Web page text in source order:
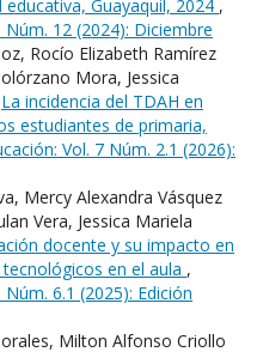
Guayaquil, 2024 ,
Núm. 12 (2024): Diciembre
Rocío Elizabeth Ramírez
Mora, Jessica
La incidencia del TDAH en
estudiantes de primaria,
Vol. 7 Núm. 2.1 (2026):
Mercy Alexandra Vásquez
Vera, Jessica Mariela
docente y su impacto en
en el aula ,
6.1 (2025): Edición
Milton Alfonso Criollo